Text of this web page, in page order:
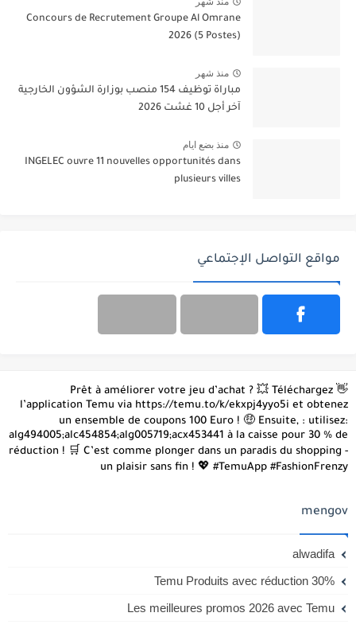
Concours de Recrutement Groupe Al Omrane
2026 (5 Postes)
منذ شهر
مباراة توظيف 154 منصب بوزارة الشؤون الخارجية
آخر أجل 10 غشت 2026
منذ بضع ايام
INGELEC ouvre 11 nouvelles opportunités dans
plusieurs villes
مواقع التواصل الإجتماعي
👋 Prêt à améliorer votre jeu d’achat ? 💥 Téléchargez
l’application Temu via https://temu.to/k/ekxpj4yyo5i et obtenez
un ensemble de coupons 100 Euro ! 🤑 Ensuite, : utilisez:
alg494005;alc454854;alg005719;acx453441 à la caisse pour 30 % de
réduction ! 🛒 C’est comme plonger dans un paradis du shopping -
un plaisir sans fin ! 💖 #TemuApp #FashionFrenzy
mengov
alwadifa
Temu Produits avec réduction 30%
Les meilleures promos 2026 avec Temu